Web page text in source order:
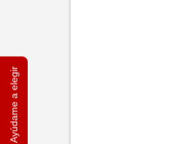
Ayúdame a elegir